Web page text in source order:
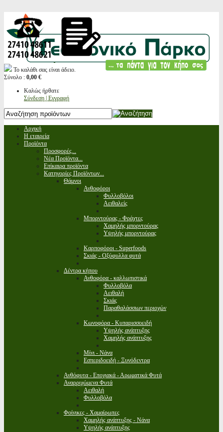
Το καλάθι σας είναι άδειο.
Σύνολο : 0,00 €
Καλώς ήρθατε
Σύνδεση | Εγγραφή
Αρχική
Η εταιρεία
Προϊόντα
Προσφορές...
Νέα Προϊόντα...
Επίκαιρα προϊόντα
Κατηγορίες Προϊόντων...
Θάμνοι
Ανθοφόροι
Φυλλοβόλοι
Αειθαλείς
Μπορντούρας - Φράχτες
Χαμηλής μπορντούρας
Υψηλής μπορντούρας
Καρποφόροι - Superfoods
Σκιάς - Οξύφυλλα φυτά
Δέντρα κήπου
Ανθοφόρα - καλλωπιστικά
Φυλλοβόλα
Αειθαλή
Σκιάς
Παραθαλάσσιων περιοχών
Κωνοφόρα - Κυπαρισσοειδή
Υψηλής ανάπτυξης
Χαμηλής ανάπτυξης
Μίνι - Νάνα
Εσπεριδοειδή - Ξυνόδεντρα
Ανθόφυτα - Εποχιακά - Αρωματικά Φυτά
Αναρριχώμενα Φυτά
Αειθαλή
Φυλλοβόλα
Φοίνικες - Χαμαίρωπες
Χαμηλής ανάπτυξης - Νάνα
Υψηλής ανάπτυξης